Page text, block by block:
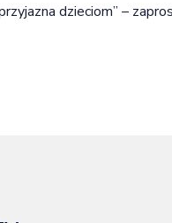
dzieciom” –